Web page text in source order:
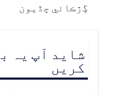
ڳڙڪائي ڇڏيون
شاید آپ یہ
کریں